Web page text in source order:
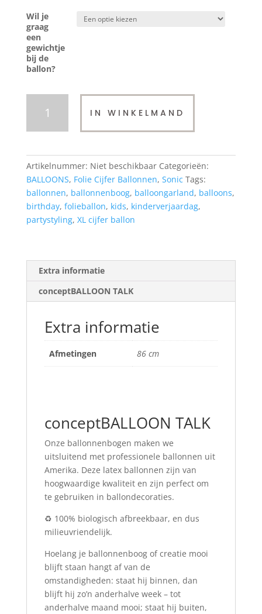
Wil je
graag
een
gewichtje
bij de
ballon?
2
|
Mat
Pastel
Blue
-
aantal
IN WINKELMAND
Artikelnummer: Niet beschikbaar Categorieën:
BALLOONS, Folie Cijfer Ballonnen, Sonic Tags:
ballonnen, ballonnenboog, balloongarland, balloons,
birthday, folieballon, kids, kinderverjaardag,
partystyling, XL cijfer ballon
Extra informatie
conceptBALLOON TALK
Extra informatie
Afmetingen 86 cm
conceptBALLOON TALK
Onze ballonnenbogen maken we
uitsluitend met professionele ballonnen uit
Amerika. Deze latex ballonnen zijn van
hoogwaardige kwaliteit en zijn perfect om
te gebruiken in ballondecoraties.
♻️ 100% biologisch afbreekbaar, en dus
milieuvriendelijk.
Hoelang je ballonnenboog of creatie mooi
blijft staan hangt af van de
omstandigheden: staat hij binnen, dan
blijft hij zo’n anderhalve week – tot
anderhalve maand mooi; staat hij buiten,